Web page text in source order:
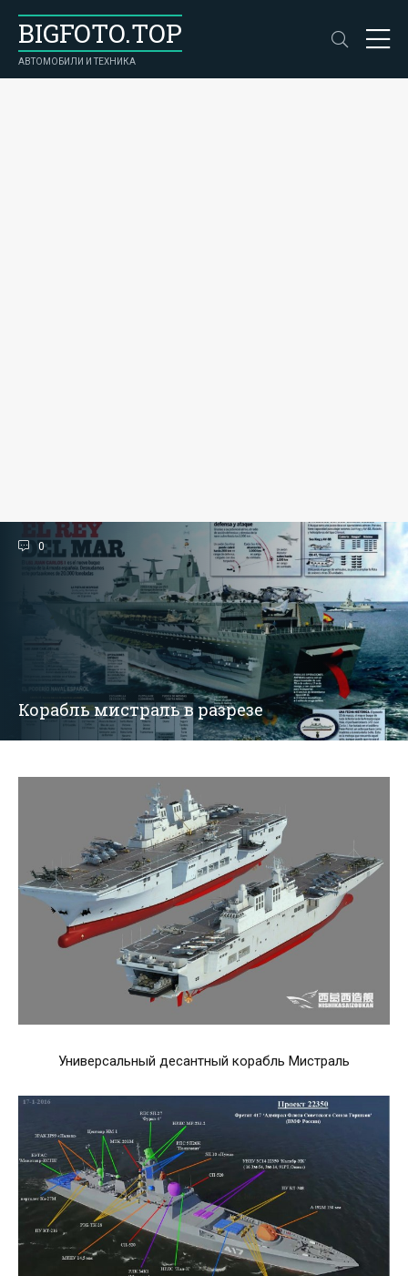
BIGFOTO.TOP
АВТОМОБИЛИ И ТЕХНИКА
0
Корабль мистраль в разрезе
Универсальный десантный корабль Мистраль